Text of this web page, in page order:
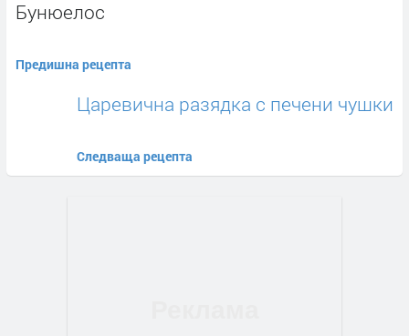
Бунюелос
Предишна рецепта
Царевична разядка с печени чушки
Следваща рецепта